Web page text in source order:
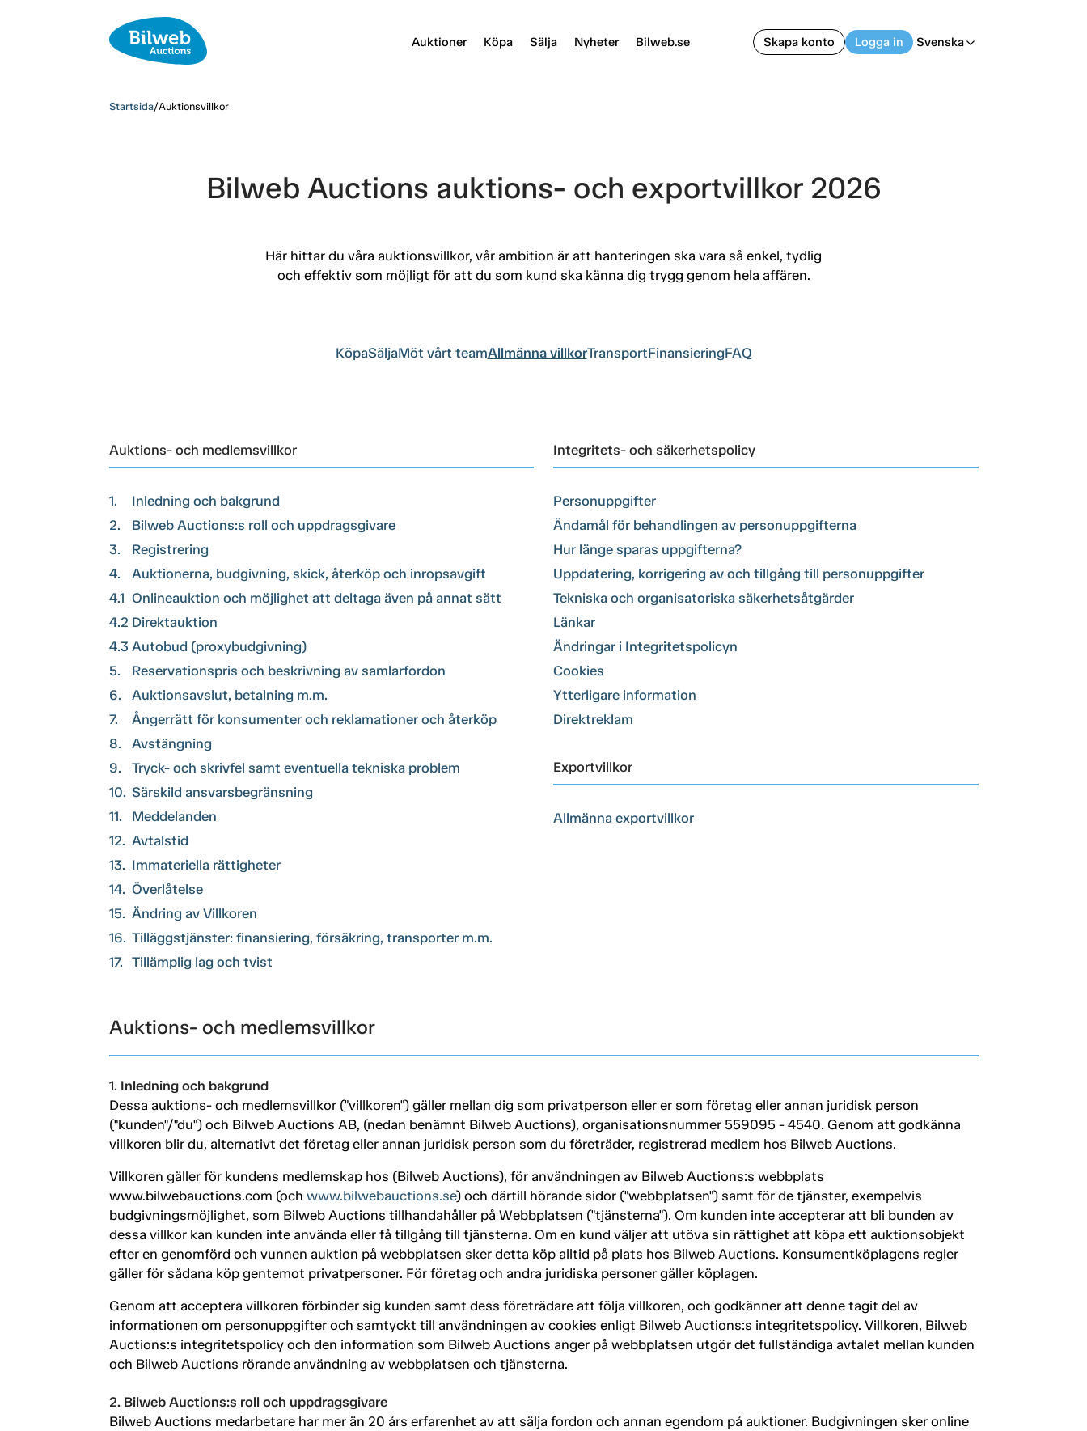
Auktioner Köpa Sälja Nyheter Bilweb.se Skapa konto Logga in Svenska arrow_back_ios
Startsida/Auktionsvillkor
Bilweb Auctions auktions- och exportvillkor 2026
Här hittar du våra auktionsvillkor, vår ambition är att hanteringen ska vara så enkel, tydlig
och effektiv som möjligt för att du som kund ska känna dig trygg genom hela affären.
KöpaSäljaMöt vårt teamAllmänna villkorTransportFinansieringFAQ
Auktions- och medlemsvillkor
1.
Inledning och bakgrund
2.
Bilweb Auctions:s roll och uppdragsgivare
3.
Registrering
4.
Auktionerna, budgivning, skick, återköp och inropsavgift
4.1 Onlineauktion och möjlighet att deltaga även på annat sätt
4.2 Direktauktion
4.3 Autobud (proxybudgivning)
5.
Reservationspris och beskrivning av samlarfordon
6.
Auktionsavslut, betalning m.m.
7.
Ångerrätt för konsumenter och reklamationer och återköp
8.
Avstängning
9.
Tryck- och skrivfel samt eventuella tekniska problem
10. Särskild ansvarsbegränsning
11.
Meddelanden
12. Avtalstid
13. Immateriella rättigheter
14. Överlåtelse
15. Ändring av Villkoren
16. Tilläggstjänster: finansiering, försäkring, transporter m.m.
17. Tillämplig lag och tvist
Integritets- och säkerhetspolicy
Personuppgifter
Ändamål för behandlingen av personuppgifterna
Hur länge sparas uppgifterna?
Uppdatering, korrigering av och tillgång till personuppgifter
Tekniska och organisatoriska säkerhetsåtgärder
Länkar
Ändringar i Integritetspolicyn
Cookies
Ytterligare information
Direktreklam
Exportvillkor
Allmänna exportvillkor
Auktions- och medlemsvillkor
1. Inledning och bakgrund
Dessa auktions- och medlemsvillkor ("villkoren") gäller mellan dig som privatperson eller er som företag eller annan juridisk person
("kunden"/"du") och Bilweb Auctions AB, (nedan benämnt Bilweb Auctions), organisationsnummer 559095 - 4540. Genom att godkänna
villkoren blir du, alternativt det företag eller annan juridisk person som du företräder, registrerad medlem hos Bilweb Auctions.
Villkoren gäller för kundens medlemskap hos (Bilweb Auctions), för användningen av Bilweb Auctions:s webbplats
www.bilwebauctions.com (och www.bilwebauctions.se) och därtill hörande sidor ("webbplatsen") samt för de tjänster, exempelvis
budgivningsmöjlighet, som Bilweb Auctions tillhandahåller på Webbplatsen ("tjänsterna"). Om kunden inte accepterar att bli bunden av
dessa villkor kan kunden inte använda eller få tillgång till tjänsterna. Om en kund väljer att utöva sin rättighet att köpa ett auktionsobjekt
efter en genomförd och vunnen auktion på webbplatsen sker detta köp alltid på plats hos Bilweb Auctions. Konsumentköplagens regler
gäller för sådana köp gentemot privatpersoner. För företag och andra juridiska personer gäller köplagen.
Genom att acceptera villkoren förbinder sig kunden samt dess företrädare att följa villkoren, och godkänner att denne tagit del av
informationen om personuppgifter och samtyckt till användningen av cookies enligt Bilweb Auctions:s integritetspolicy. Villkoren, Bilweb
Auctions:s integritetspolicy och den information som Bilweb Auctions anger på webbplatsen utgör det fullständiga avtalet mellan kunden
och Bilweb Auctions rörande användning av webbplatsen och tjänsterna.
2. Bilweb Auctions:s roll och uppdragsgivare
Bilweb Auctions medarbetare har mer än 20 års erfarenhet av att sälja fordon och annan egendom på auktioner. Budgivningen sker online